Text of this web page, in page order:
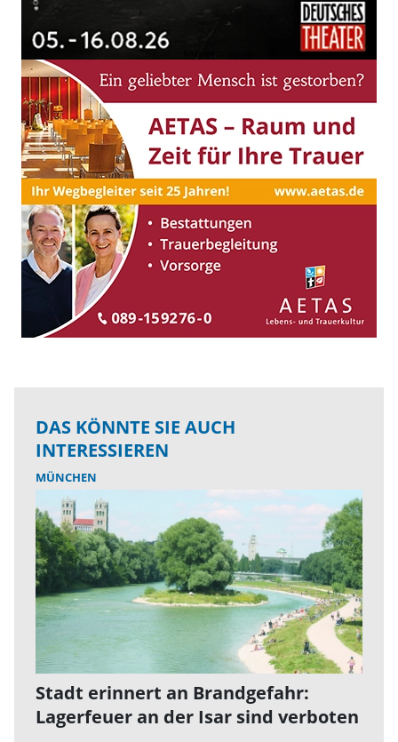
DAS KÖNNTE SIE AUCH
INTERESSIEREN
MÜNCHEN
Stadt erinnert an Brandgefahr:
Lagerfeuer an der Isar sind verboten